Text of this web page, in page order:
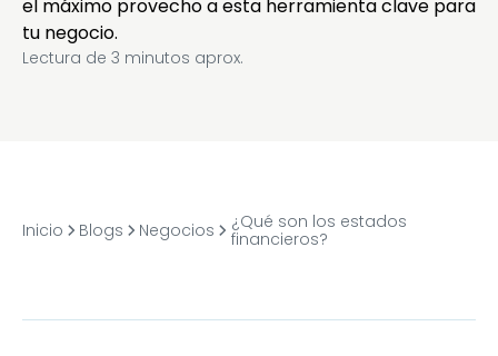
el máximo provecho a esta herramienta clave para
tu negocio.
Lectura de 3 minutos aprox.
Inicio Blogs Negocios
¿Qué son los estados
financieros?